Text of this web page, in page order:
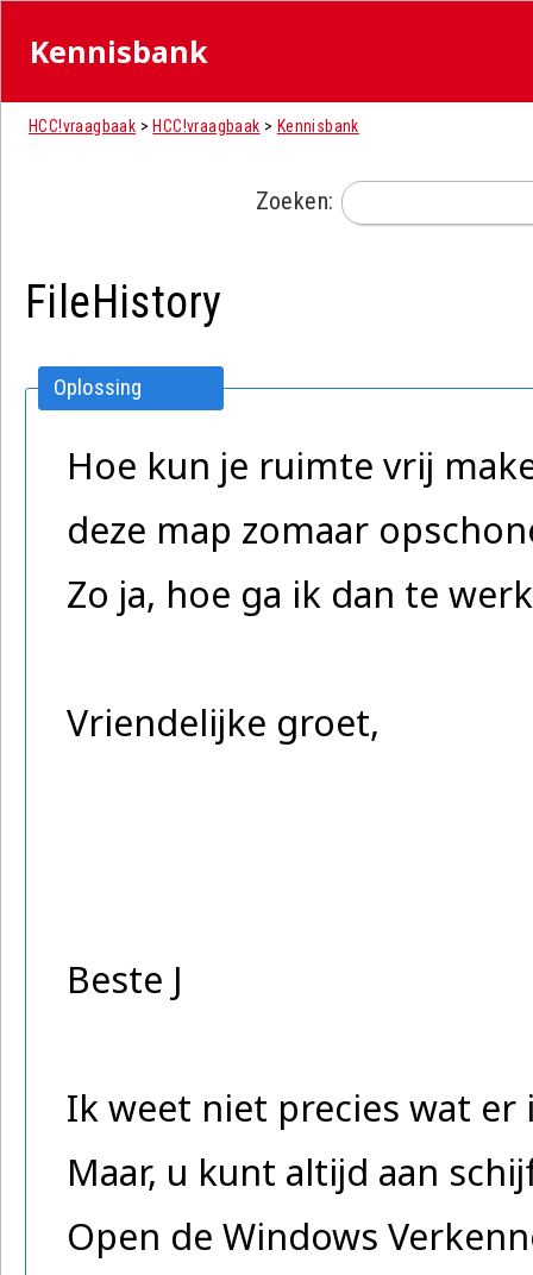
Kennisbank
HCC!vraagbaak > HCC!vraagbaak > Kennisbank
Zoeken:
FileHistory
Oplossing
Hoe kun je ruimte vrij
deze map zomaar
Zo ja, hoe ga ik dan te
Vriendelijke groet,
Beste J
Ik weet niet precies wat
Maar, u kunt altijd aan
Open de Windows